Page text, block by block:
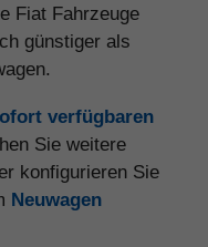
Fiat Fahrzeuge
günstiger als
verfügbaren
Sie weitere
konfigurieren Sie
Neuwagen